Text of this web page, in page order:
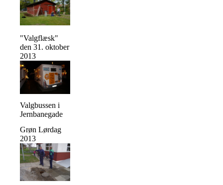
"Valgflæsk"
den 31. oktober
2013
Valgbussen i
Jernbanegade
Grøn Lørdag
2013